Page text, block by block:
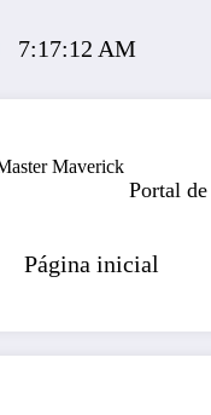
7:17:12 AM
Portal
Página inicial